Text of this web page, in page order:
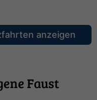
anzeigen
Faust